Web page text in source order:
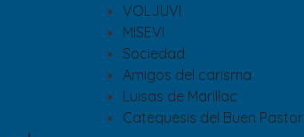
VOLJUVI
MISEVI
Sociedad
Amigos del carisma
Luisas de Marillac
Catequesis del Buen Pastor